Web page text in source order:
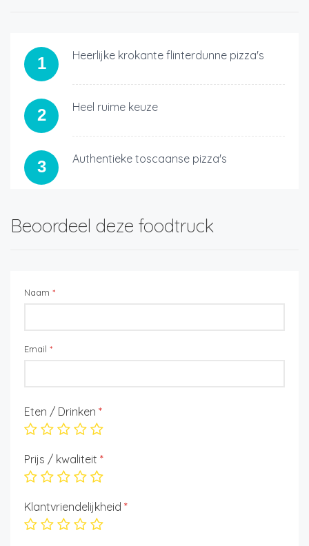
1 Heerlijke krokante flinterdunne pizza's
2 Heel ruime keuze
3 Authentieke toscaanse pizza's
Beoordeel deze foodtruck
Naam *
Email *
Eten / Drinken *
Prijs / kwaliteit *
Klantvriendelijkheid *